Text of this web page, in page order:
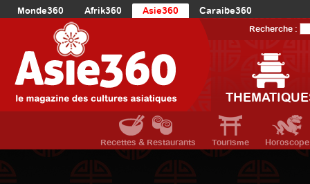
Monde360 Afrik360 Asie360
Caraibe360
Europe360
AmériqueDuNord360
Océanie360
Recherche :
Recettes & Restaurants Tourisme Horoscope